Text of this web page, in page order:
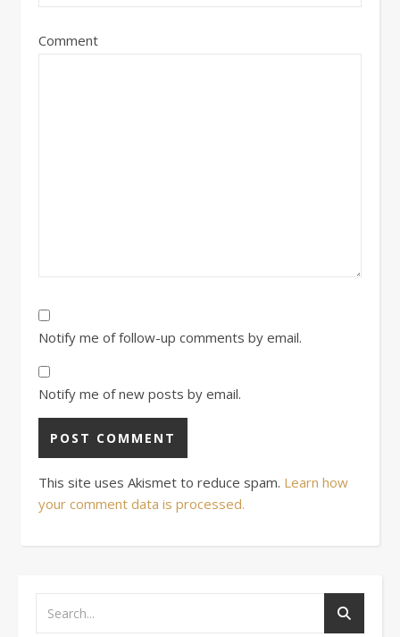
Comment
Notify me of follow-up comments by email.
Notify me of new posts by email.
This site uses Akismet to reduce spam. Learn how
your comment data is processed.